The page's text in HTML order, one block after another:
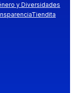
y Diversidades
Tiendita